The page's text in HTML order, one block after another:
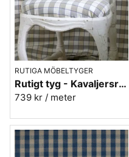
RUTIGA MÖBELTYGER
Rutigt tyg - Kavaljersruta 1020-22 blå-beige
739 kr / meter